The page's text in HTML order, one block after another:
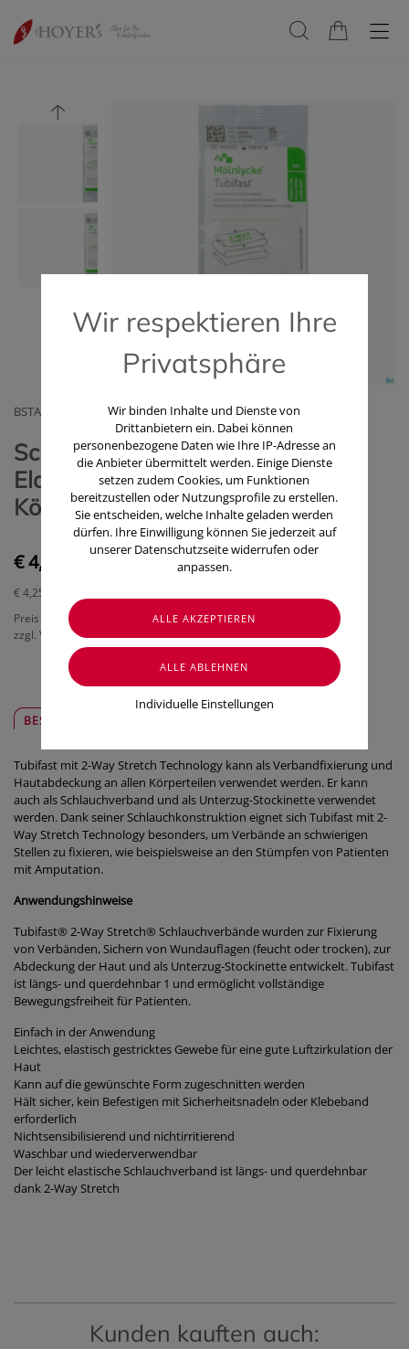
BSTAENDIG VERBANDST.FABRIK GMBH
Schlauchverband Tubifast
Elast.gazeverband Grün F mittl.
Körper- Teile 1m
€ 4,25
€ 4,25
Preis inkl. MwSt.
zzgl. Versandkosten
BESCHREIBUNG
Tubifast mit 2-Way Stretch Technology kann als Verbandfixierung und
Hautabdeckung an allen Körperteilen verwendet werden. Er kann
auch als Schlauchverband und als Unterzug-Stockinette verwendet
werden. Dank seiner Schlauchkonstruktion eignet sich Tubifast mit 2-
Way Stretch Technology besonders, um Verbände an schwierigen
Stellen zu fixieren, wie beispielsweise an den Stümpfen von Patienten
mit Amputation.
Anwendungshinweise
Tubifast® 2-Way Stretch® Schlauchverbände wurden zur Fixierung
von Verbänden, Sichern von Wundauflagen (feucht oder trocken), zur
Abdeckung der Haut und als Unterzug-Stockinette entwickelt. Tubifast
ist längs- und querdehnbar 1 und ermöglicht vollständige
Bewegungsfreiheit für Patienten.
Einfach in der Anwendung
Leichtes, elastisch gestricktes Gewebe für eine gute Luftzirkulation der
Haut
Kann auf die gewünschte Form zugeschnitten werden
Hält sicher, kein Befestigen mit Sicherheitsnadeln oder Klebeband
erforderlich
Nichtsensibilisierend und nichtirritierend
Waschbar und wiederverwendbar
Der leicht elastische Schlauchverband ist längs- und querdehnbar
dank 2-Way Stretch
Kunden kauften auch:
Wir respektieren Ihre
Privatsphäre
Wir binden Inhalte und Dienste von
Drittanbietern ein. Dabei können
personenbezogene Daten wie Ihre IP-Adresse an
die Anbieter übermittelt werden. Einige Dienste
setzen zudem Cookies, um Funktionen
bereitzustellen oder Nutzungsprofile zu erstellen.
Sie entscheiden, welche Inhalte geladen werden
dürfen. Ihre Einwilligung können Sie jederzeit auf
unserer Datenschutzseite widerrufen oder
anpassen.
Individuelle Einstellungen